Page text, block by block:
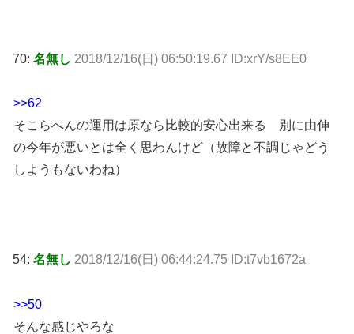
70: 名無し 2018/12/16(日) 06:50:19.67 ID:xrY/s8EE0
>>62
そこらへんの運用は原なら比較的安心出来る 別に由伸
の今年が悪いとは全く思わんけど（故障と不調じゃどう
しようもないわね）
54: 名無し 2018/12/16(日) 06:44:24.75 ID:t7vb1672a
>>50
そんな感じやろな